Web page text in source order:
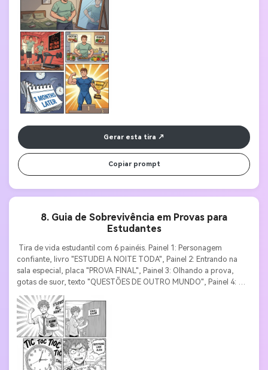
"CONQUISTADO!". Estilo motivacional, contraste antes-e-depois,
textos inspiradores.
Gerar esta tira
Copiar prompt
8. Guia de Sobrevivência em Provas para
Estudantes
Tira de vida estudantil com 6 painéis. Painel 1: Personagem
confiante, livro "ESTUDEI A NOITE TODA", Painel 2: Entrando na
sala especial, placa "PROVA FINAL", Painel 3: Olhando a prova,
gotas de suor, texto "QUESTÕES DE OUTRO MUNDO", Painel 4:
Relógio "TIC TOC", Painel 5: Escrevendo freneticamente, linhas de
movimento, Painel 6: Saindo com cara exausta, balão de
pensamento "ACABOU?". Estilo mangá, emoções expressivas,
tempos dramáticos.